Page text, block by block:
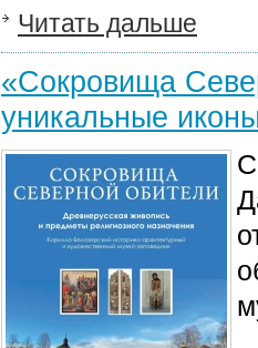
Читать дальше
«Сокровища
уникальные